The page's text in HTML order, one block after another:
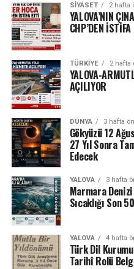
SIYASET 2 hafta
YALOVA’NIN
CHP’DEN
TÜRKIYE 2 hafta
YALOVA-
AÇILIYOR
DÜNYA 3 hafta
Gökyüzü 12
27 Yıl Sonra
Edecek
YALOVA 3 hafta
Marmara
Sıcaklığı Son
YALOVA 4 hafta
Türk Dil
Tarihî Rolü